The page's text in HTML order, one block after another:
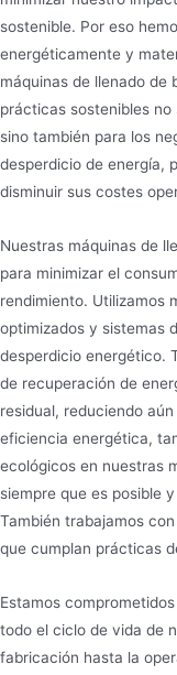
sostenible. Por eso
energéticamente y
máquinas de llenado de
prácticas sostenibles no
sino también para los
desperdicio de energía,
disminuir sus costes
Nuestras máquinas de
para minimizar el
rendimiento. Utilizamos
optimizados y sistemas
desperdicio energético.
de recuperación de
residual, reduciendo
eficiencia energética,
ecológicos en nuestras
siempre que es posible
También trabajamos
que cumplan prácticas
Estamos
todo el ciclo de vida de
fabricación hasta la